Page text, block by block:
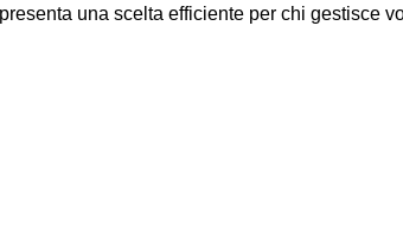
una scelta efficiente per chi gestisce